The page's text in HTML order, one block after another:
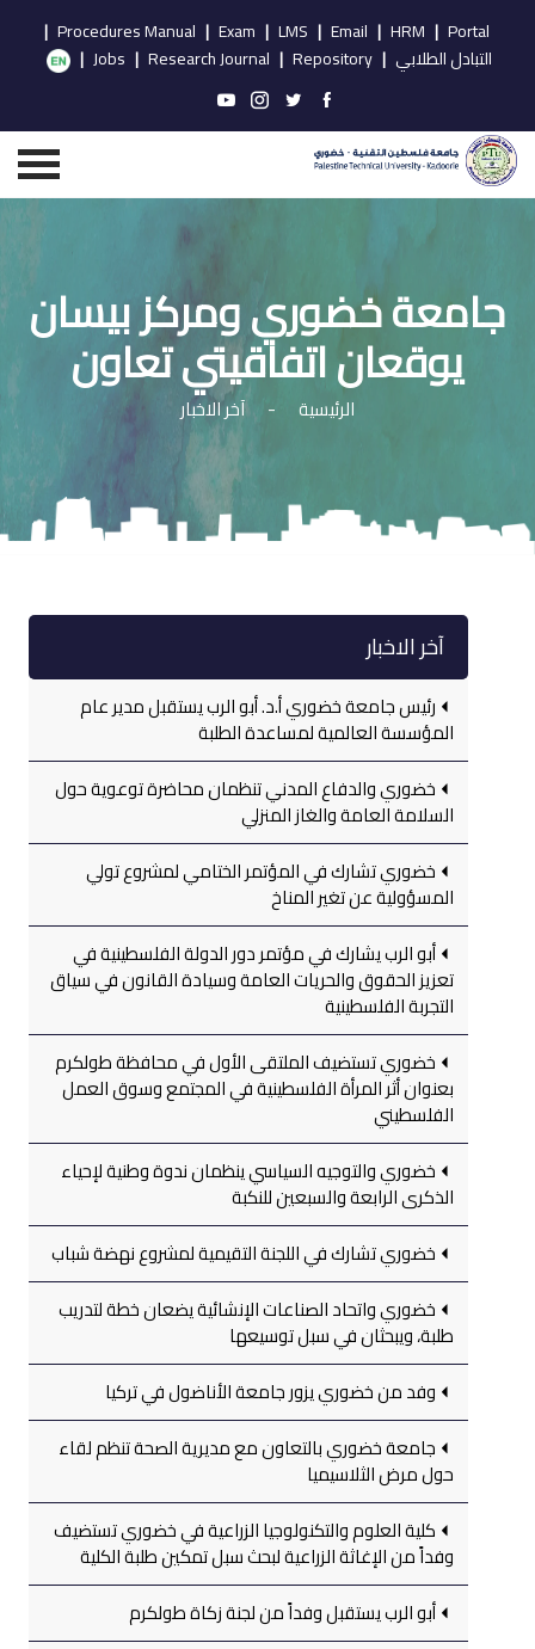
Portal
|
HRM
|
Email
|
LMS
|
Exam
|
Procedures Manual
|
التبادل الطلابي |
Repository
|
Research Journal
|
Jobs
|
جامعة خضوري ومركز بيسان
يوقعان اتفاقيتي تعاون
الرئيسية - آخر الاخبار
آخر الاخبار
رئيس جامعة خضوري أ.د. أبو الرب يستقبل مدير عام
المؤسسة العالمية لمساعدة الطلبة
خضوري والدفاع المدني تنظمان محاضرة توعوية حول
السلامة العامة والغاز المنزلي
خضوري تشارك في المؤتمر الختامي لمشروع تولي
المسؤولية عن تغير المناخ
أبو الرب يشارك في مؤتمر دور الدولة الفلسطينية في
تعزيز الحقوق والحريات العامة وسيادة القانون في سياق
التجربة الفلسطينية
خضوري تستضيف الملتقى الأول في محافظة طولكرم
بعنوان أثر المرأة الفلسطينية في المجتمع وسوق العمل
الفلسطيني
خضوري والتوجيه السياسي ينظمان ندوة وطنية لإحياء
الذكرى الرابعة والسبعين للنكبة
خضوري تشارك في اللجنة التقيمية لمشروع نهضة شباب
خضوري واتحاد الصناعات الإنشائية يضعان خطة لتدريب
طلبة، ويبحثان في سبل توسيعها
وفد من خضوري يزور جامعة الأناضول في تركيا
جامعة خضوري بالتعاون مع مديرية الصحة تنظم لقاء
حول مرض الثلاسيميا
كلية العلوم والتكنولوجيا الزراعية في خضوري تستضيف
وفداً من الإغاثة الزراعية لبحث سبل تمكين طلبة الكلية
أبو الرب يستقبل وفداً من لجنة زكاة طولكرم